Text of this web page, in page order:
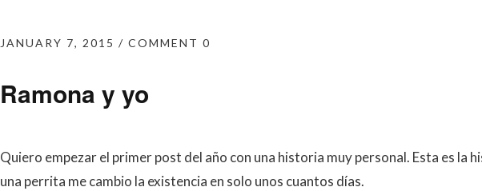
JANUARY 7, 2015 COMMENT 0
Ramona y yo
Quiero empezar el primer post del año con una historia muy personal. Esta es la
una perrita me cambio la existencia en solo unos cuantos días.